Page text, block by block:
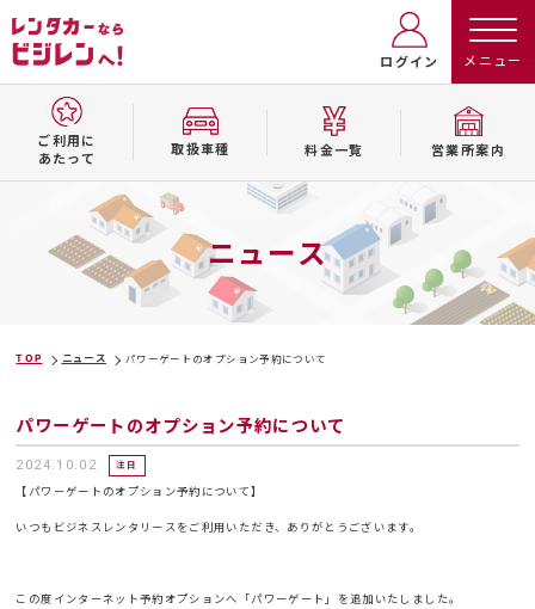
ログイン
ご利用に
あたって
取扱⾞種 料⾦⼀覧 営業所案内
ニュース
TOP ニュース パワーゲートのオプション予約について
パワーゲートのオプション予約について
2024.10.02 注目
【パワーゲートのオプション予約について】
いつもビジネスレンタリースをご利用いただき、ありがとうございます。
この度インターネット予約オプションへ「パワーゲート」を追加いたしました。